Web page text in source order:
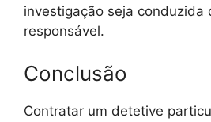
investigação seja conduzida
responsável.
Conclusão
Contratar um detetive